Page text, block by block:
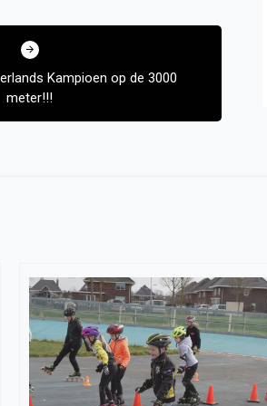
Kampioen op de 3000
meter!!!